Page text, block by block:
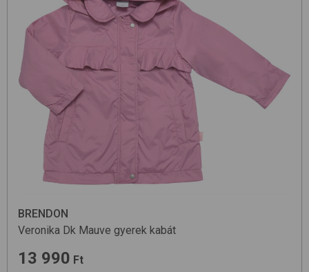
BRENDON
Veronika Dk Mauve gyerek kabát
13 990 Ft